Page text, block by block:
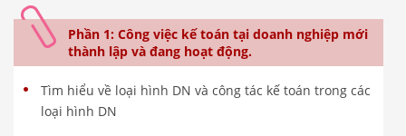
Phần 1: Công việc kế toán tại doanh nghiệp mới
thành lập và đang hoạt động.
Tìm hiểu về loại hình DN và công tác kế toán trong các
loại hình DN